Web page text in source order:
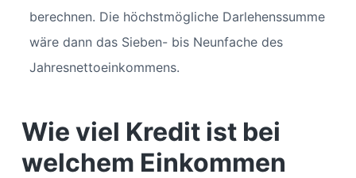
berechnen. Die höchstmögliche Darlehenssumme
wäre dann das Sieben- bis Neunfache des
Jahresnettoeinkommens.
Wie viel Kredit ist bei
welchem Einkommen